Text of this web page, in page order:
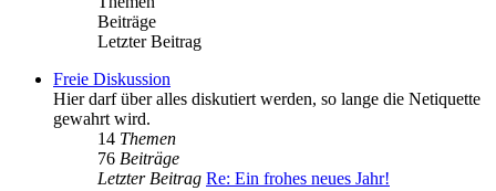
Beiträge
Letzter Beitrag
Freie Diskussion
Hier darf über alles diskutiert werden, so lange die Netiquette
gewahrt wird.
14 Themen
76 Beiträge
Letzter Beitrag Re: Ein frohes neues Jahr!